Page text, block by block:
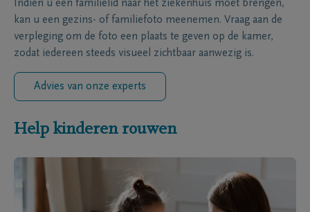
Indien u een familielid naar het ziekenhuis moet brengen,
kan u een gezins- of familiefoto meenemen. Vraag aan de
verpleging om de foto een plaats te geven op de kamer,
zodat iedereen steeds visueel zichtbaar aanwezig is.
Advies van onze experts
Help kinderen rouwen